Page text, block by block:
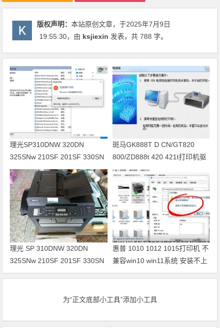
版权声明：本站原创文章，于2025年7月9日
19:55:30，由 ksjiexin 发表，共 788 字。
理光SP310DNW 320DN
325SNw 210SF 201SF 330SN
打印机驱动安装
斑马GK888T D CN/GT820
800/ZD888t 420 421t打印机驱
动软件安装
理光 SP 310DNW 320DN
325SNw 210SF 201SF 330SN
打印机驱动安装
惠普 1010 1012 1015打印机 不
兼容win10 win11系统 安装不上
打印机
为“正文底部小工具”添加小工具